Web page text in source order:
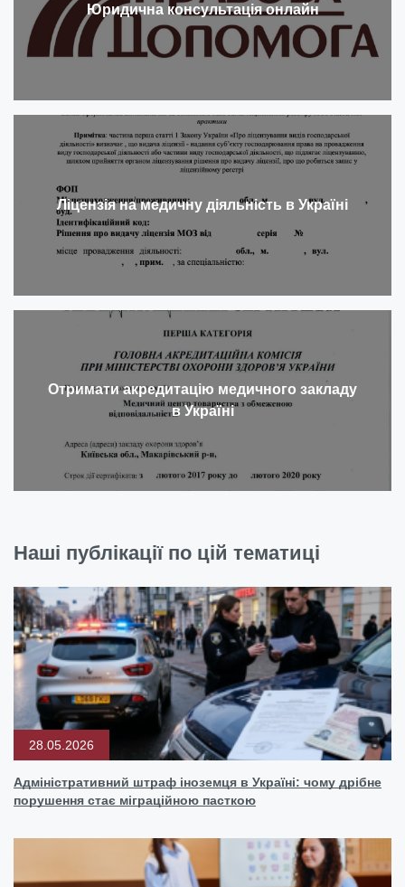
Юридична консультація онлайн
Ліцензія на медичну діяльність в Україні
Отримати акредитацію медичного закладу
в Україні
Наші публікації по цій тематиці
28.05.2026
Адміністративний штраф іноземця в Україні: чому дрібне
порушення стає міграційною пасткою